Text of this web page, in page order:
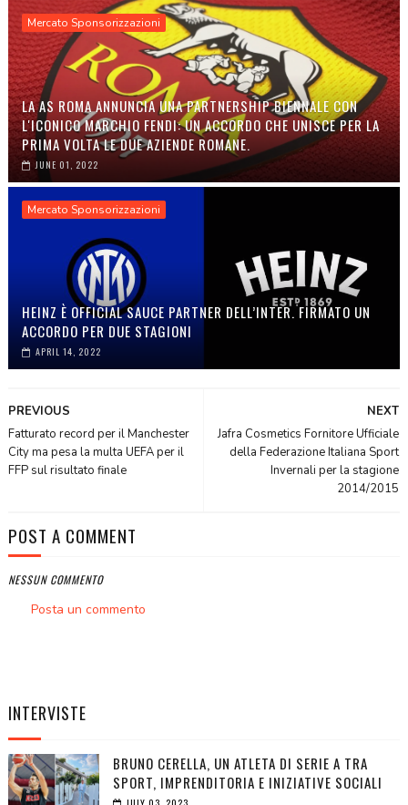
Mercato Sponsorizzazioni
LA AS ROMA ANNUNCIA UNA PARTNERSHIP BIENNALE CON
L'ICONICO MARCHIO FENDI: UN ACCORDO CHE UNISCE PER LA
PRIMA VOLTA LE DUE AZIENDE ROMANE.
JUNE 01, 2022
Mercato Sponsorizzazioni
HEINZ È OFFICIAL SAUCE PARTNER DELL’INTER. FIRMATO UN
ACCORDO PER DUE STAGIONI
APRIL 14, 2022
NEXT
Jafra Cosmetics Fornitore Ufficiale
della Federazione Italiana Sport
Invernali per la stagione
2014/2015
PREVIOUS
Fatturato record per il Manchester
City ma pesa la multa UEFA per il
FFP sul risultato finale
POST A COMMENT
NESSUN COMMENTO
Posta un commento
INTERVISTE
BRUNO CERELLA, UN ATLETA DI SERIE A TRA
SPORT, IMPRENDITORIA E INIZIATIVE SOCIALI